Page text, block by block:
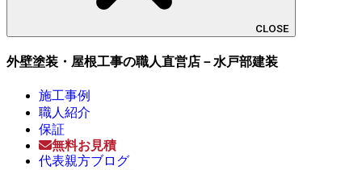
CLOSE
外壁塗装・屋根工事の職人直営店－水戸部建装
施工事例
職人紹介
保証
無料お見積
代表親方ブログ